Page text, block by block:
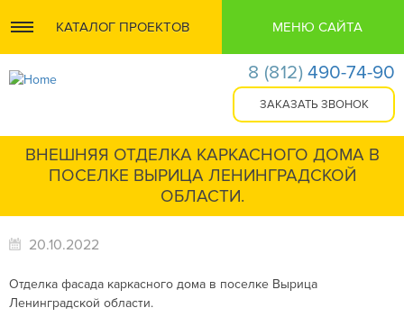
КАТАЛОГ ПРОЕКТОВ МЕНЮ САЙТА
8 (812) 490-74-90
ВНЕШНЯЯ ОТДЕЛКА КАРКАСНОГО ДОМА В
ПОСЕЛКЕ ВЫРИЦА ЛЕНИНГРАДСКОЙ
ОБЛАСТИ.
20.10.2022
Отделка фасада каркасного дома в поселке Вырица
Ленинградской области.